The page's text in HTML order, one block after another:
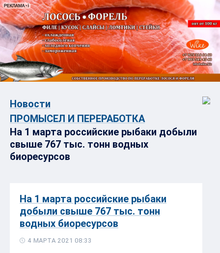
Новости
ПРОМЫСЕЛ И ПЕРЕРАБОТКА
На 1 марта российские рыбаки добыли
свыше 767 тыс. тонн водных
биоресурсов
На 1 марта российские рыбаки
добыли свыше 767 тыс. тонн
водных биоресурсов
4 МАРТА 2021 08:33